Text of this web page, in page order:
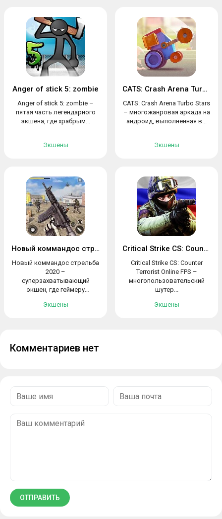
Anger of stick 5: zombie
Anger of stick 5: zombie –
пятая часть легендарного
экшена, где храбрым...
Экшены
CATS: Crash Arena Turbo Stars
CATS: Crash Arena Turbo Stars
– многожанровая аркада на
андроид, выполненная в...
Экшены
Новый коммандос стрельба 2020
Новый коммандос стрельба
2020 –
суперзахватывающий
экшен, где геймеру
Экшены
Critical Strike CS: Counter Terrorist
Critical Strike CS: Counter
Terrorist Online FPS –
многопользовательский
шутер...
Экшены
Комментариев нет